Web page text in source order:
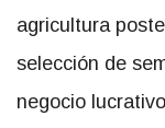
agricultura
selección de
negocio